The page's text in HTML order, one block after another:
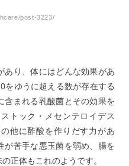
post-3223/
あり、体にはどんな効果があ
をゆうに超える数が存在する
含まれる乳酸菌とその効果を
トック・メセンテロイデス
他に酢酸を作りだす力があ
が苦手な悪玉菌を弱め、腸を
正体もこれのようです。